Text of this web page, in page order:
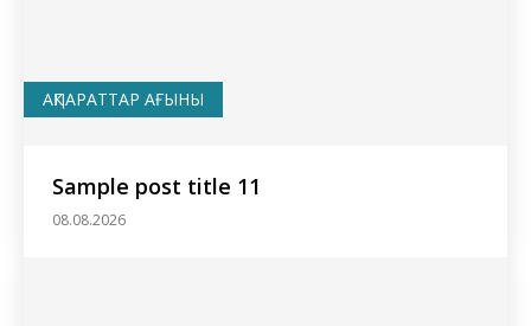
АҚПАРАТТАР АҒЫНЫ
Sample post title 11
08.08.2026